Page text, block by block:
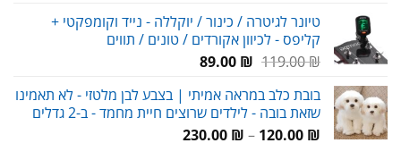
טיונר לגיטרה / כינור / יוקללה - נייד וקומפקטי +
קליפס - לכיוון אקורדים / טונים / תווים
119.00₪
המחיר
היה:
119.00 ₪.
89.00 ₪
המחיר
הוא:
89.00 ₪.
בובת כלב במראה אמיתי | בצבע לבן מלטזי - לא תאמינו
שזאת בובה - לילדים שרוצים חיית מחמד - ב-2 גדלים
120.00 ₪
–
230.00 ₪
טווח